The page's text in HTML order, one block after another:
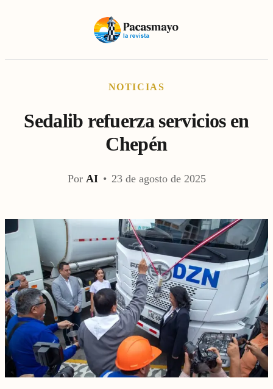
NOTICIAS
Sedalib refuerza servicios en
Chepén
Por AI • 23 de agosto de 2025